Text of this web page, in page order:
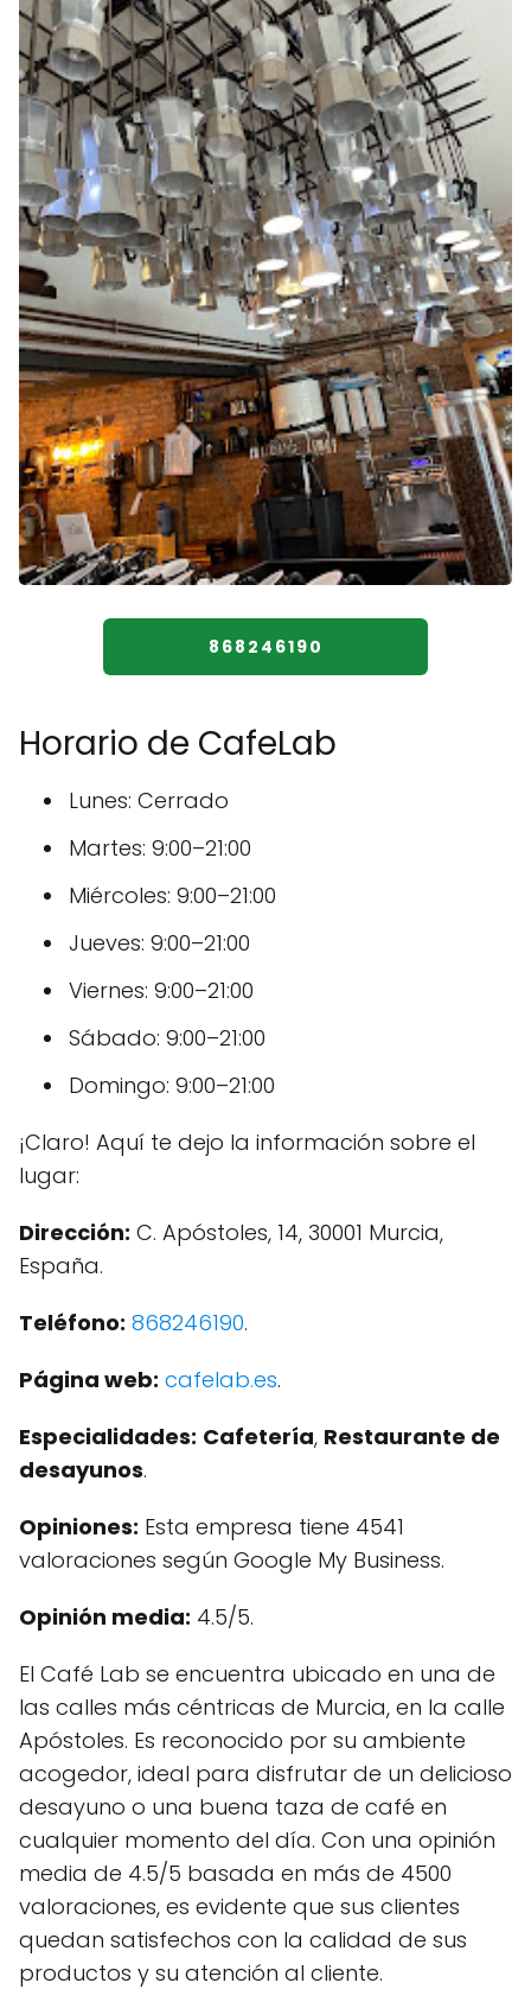
868246190
Horario de CafeLab
Lunes: Cerrado
Martes: 9:00–21:00
Miércoles: 9:00–21:00
Jueves: 9:00–21:00
Viernes: 9:00–21:00
Sábado: 9:00–21:00
Domingo: 9:00–21:00
¡Claro! Aquí te dejo la información sobre el
lugar:
Dirección: C. Apóstoles, 14, 30001 Murcia,
España.
Teléfono: 868246190.
Página web: cafelab.es.
Especialidades: Cafetería, Restaurante de
desayunos.
Opiniones: Esta empresa tiene 4541
valoraciones según Google My Business.
Opinión media: 4.5/5.
El Café Lab se encuentra ubicado en una de
las calles más céntricas de Murcia, en la calle
Apóstoles. Es reconocido por su ambiente
acogedor, ideal para disfrutar de un delicioso
desayuno o una buena taza de café en
cualquier momento del día. Con una opinión
media de 4.5/5 basada en más de 4500
valoraciones, es evidente que sus clientes
quedan satisfechos con la calidad de sus
productos y su atención al cliente.